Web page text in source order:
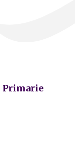
Primarie